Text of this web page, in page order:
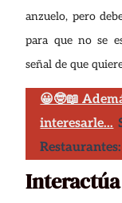
anzuelo, pero
para que no se
señal de que
😀🤓📖
interesarle...
Interactúa